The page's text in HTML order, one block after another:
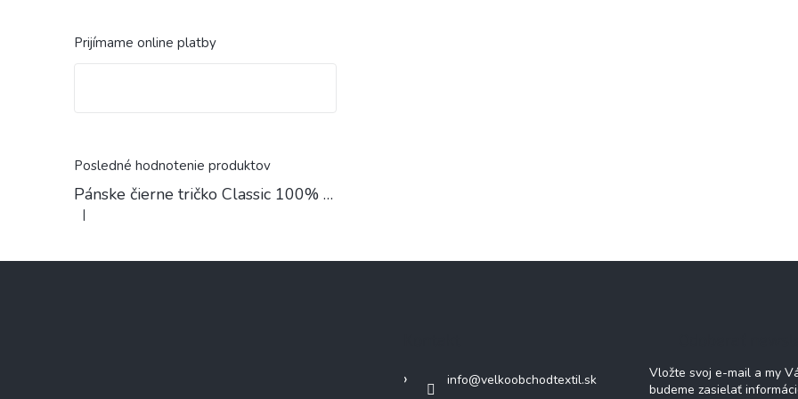
Prijímame online platby
Posledné hodnotenie produktov
Pánske čierne tričko Classic 100% Bavlna
Hodnotenie produktu je 4 z 5 hviezdičiek.
|
info@velkoobchodtextil.sk
Vložte svoj e-mail a my
budeme zasielať